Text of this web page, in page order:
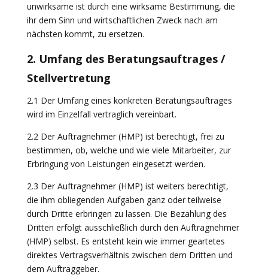
unwirksame ist durch eine wirksame Bestimmung, die
ihr dem Sinn und wirtschaftlichen Zweck nach am
nächsten kommt, zu ersetzen.
2. Umfang des Beratungsauftrages /
Stellvertretung
2.1 Der Umfang eines konkreten Beratungsauftrages
wird im Einzelfall vertraglich vereinbart.
2.2 Der Auftragnehmer (HMP) ist berechtigt, frei zu
bestimmen, ob, welche und wie viele Mitarbeiter, zur
Erbringung von Leistungen eingesetzt werden.
2.3 Der Auftragnehmer (HMP) ist weiters berechtigt,
die ihm obliegenden Aufgaben ganz oder teilweise
durch Dritte erbringen zu lassen. Die Bezahlung des
Dritten erfolgt ausschließlich durch den Auftragnehmer
(HMP) selbst. Es entsteht kein wie immer geartetes
direktes Vertragsverhältnis zwischen dem Dritten und
dem Auftraggeber.